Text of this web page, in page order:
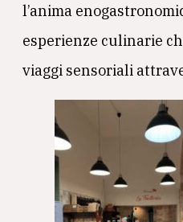
l’anima
esperienze culinarie
viaggi sensoriali